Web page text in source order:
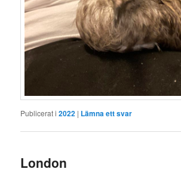
Publicerat i 2022 | Lämna ett svar
London